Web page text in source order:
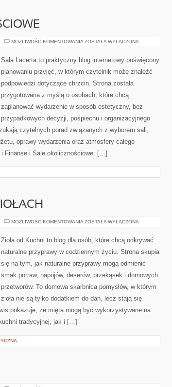
MOŻLIWOŚĆ KOMENTOWANIA SALE
ZOSTAŁA WYŁĄCZONA
Sala Lacerta to praktyczny blog internetowy poświęcony
planowaniu przyjęć, w którym czytelnik może znaleźć
podpowiedzi dotyczące chrzcin. Strona została
przygotowana z myślą o osobach, które chcą
zaplanować wydarzenie w sposób estetyczny, bez
przypadkowych decyzji, pośpiechu i organizacyjnego
czytelnych porad związanych z wyborem sali,
oprawy wydarzenia oraz atmosfery całego
Finanse i Sale okolicznościowe. […]
MOŻLIWOŚĆ KOMENTOWANIA PRZEWODNIK
ZOSTAŁA WYŁĄCZONA
Zioła od Kuchni to blog dla osób, które chcą odkrywać
naturalne przyprawy w codziennym życiu. Strona skupia
się na tym, jak naturalne przyprawy mogą odmienić
smak potraw, napojów, deserów, przekąsek i domowych
przetworów. To domowa skarbnica pomysłów, w którym
zioła nie są tylko dodatkiem do dań, lecz stają się
pokazuje, że mięta mogą być wykorzystywane na
tradycyjnej, jak i […]